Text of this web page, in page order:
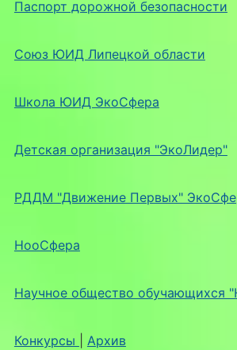
Паспорт дорожной безопасности
Союз ЮИД Липецкой области
Школа ЮИД ЭкоСфера
Детская организация "ЭкоЛидер"
РДДМ "Движение Первых"
НооСфера
Научное общество обучающихся
Конкурсы Архив